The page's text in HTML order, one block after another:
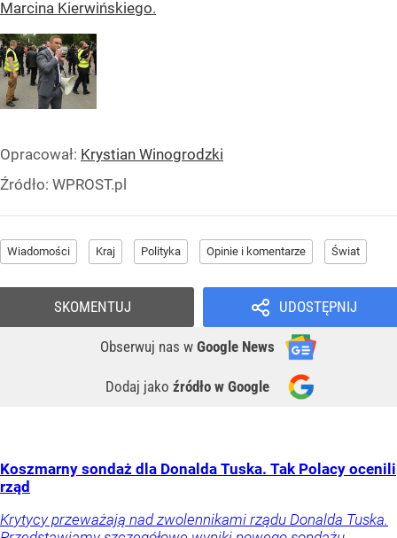
Marcina Kierwińskiego.
Opracował: Krystian Winogrodzki
Źródło: WPROST.pl
Wiadomości Kraj Polityka Opinie i komentarze Świat
UDOSTĘPNIJ
Obserwuj nas w Google News
Dodaj jako źródło w Google
SKOMENTUJ
Koszmarny sondaż dla Donalda Tuska. Tak Polacy ocenili
rząd
Krytycy przeważają nad zwolennikami rządu Donalda Tuska.